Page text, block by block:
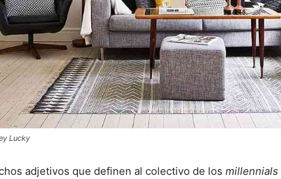
Lucky
adjetivos que definen al colectivo de los millennials